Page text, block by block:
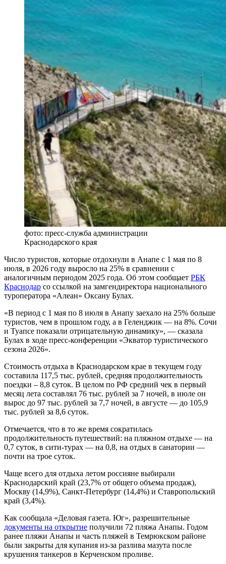
фото: пресс-служба администрации
Краснодарского края
Число туристов, которые отдохнули в Анапе с 1 мая по 8
июля, в 2026 году выросло на 25% в сравнении с
аналогичным периодом 2025 года. Об этом сообщает РБК
Краснодар со ссылкой на замгендиректора национального
туроператора «Алеан» Оксану Булах.
«В период с 1 мая по 8 июля в Анапу заехало на 25% больше
туристов, чем в прошлом году, а в Геленджик — на 8%. Сочи
и Туапсе показали отрицательную динамику», — сказала
Булах в ходе пресс-конференции «Экватор туристического
сезона 2026».
Стоимость отдыха в Краснодарском крае в текущем году
составила 117,5 тыс. рублей, средняя продолжительность
поездки – 8,8 суток. В целом по РФ средний чек в первый
месяц лета составлял 76 тыс. рублей за 7 ночей, в июле он
вырос до 97 тыс. рублей за 7,7 ночей, в августе — до 105,9
тыс. рублей за 8,6 суток.
Отмечается, что в то же время сократилась
продолжительность путешествий: на пляжном отдыхе — на
0,7 суток, в сити‑турах — на 0,8, на отдых в санатории —
почти на трое суток.
Чаще всего для отдыха летом россияне выбирали
Краснодарский край (23,7% от общего объема продаж),
Москву (14,9%), Санкт‑Петербург (14,4%) и Ставропольский
край (3,4%).
Как сообщала «Деловая газета. Юг», разрешительные
документы на открытие получили 72 пляжа Анапы. Годом
ранее пляжи Анапы и часть пляжей в Темрюкском районе
были закрыты для купания из-за разлива мазута после
крушения танкеров в Керченском проливе.